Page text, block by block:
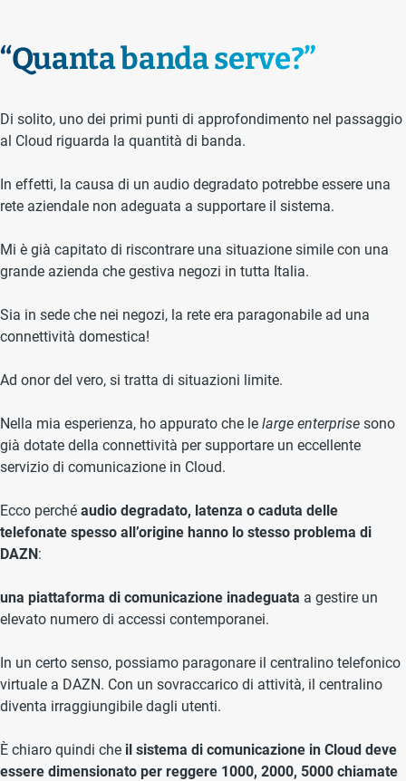
“Quanta banda serve?”
Di solito, uno dei primi punti di approfondimento nel passaggio
al Cloud riguarda la quantità di banda.
In effetti, la causa di un audio degradato potrebbe essere una
rete aziendale non adeguata a supportare il sistema.
Mi è già capitato di riscontrare una situazione simile con una
grande azienda che gestiva negozi in tutta Italia.
Sia in sede che nei negozi, la rete era paragonabile ad una
connettività domestica!
Ad onor del vero, si tratta di situazioni limite.
Nella mia esperienza, ho appurato che le large enterprise sono
già dotate della connettività per supportare un eccellente
servizio di comunicazione in Cloud.
Ecco perché audio degradato, latenza o caduta delle
telefonate spesso all’origine hanno lo stesso problema di
DAZN:
una piattaforma di comunicazione inadeguata a gestire un
elevato numero di accessi contemporanei.
In un certo senso, possiamo paragonare il centralino telefonico
virtuale a DAZN. Con un sovraccarico di attività, il centralino
diventa irraggiungibile dagli utenti.
È chiaro quindi che il sistema di comunicazione in Cloud deve
essere dimensionato per reggere 1000, 2000, 5000 chiamate